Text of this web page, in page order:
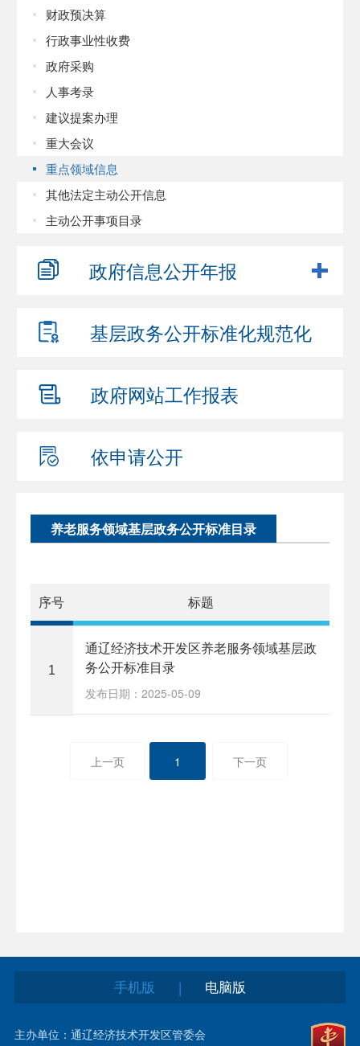
财政预决算
行政事业性收费
政府采购
人事考录
建议提案办理
重大会议
重点领域信息
其他法定主动公开信息
主动公开事项目录
政府信息公开年报
基层政务公开标准化规范化
政府网站工作报表
依申请公开
养老服务领域基层政务公开标准目录
序号 标题
1
通辽经济技术开发区养老服务领域基层政
务公开标准目录
发布日期：2025-05-09
上一页 1 下一页
手机版 | 电脑版
主办单位：通辽经济技术开发区管委会